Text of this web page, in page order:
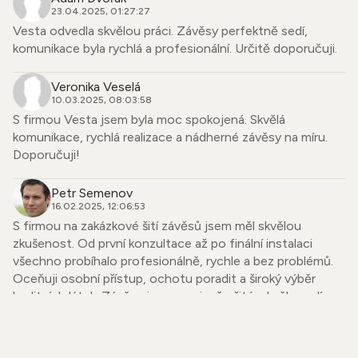
23.04.2025, 01:27:27
Vesta odvedla skvělou práci. Závěsy perfektně sedí,
komunikace byla rychlá a profesionální. Určitě doporučuji.
Veronika Veselá
10.03.2025, 08:03:58
S firmou Vesta jsem byla moc spokojená. Skvělá
komunikace, rychlá realizace a nádherné závěsy na míru.
Doporučuji!
Petr Semenov
16.02.2025, 12:06:53
S firmou na zakázkové šití závěsů jsem měl skvělou
zkušenost. Od první konzultace až po finální instalaci
všechno probíhalo profesionálně, rychle a bez problémů.
Oceňuji osobní přístup, ochotu poradit a široký výběr
kvalitních látek. Závěsy jsou precizně ušité, skvěle sedí a